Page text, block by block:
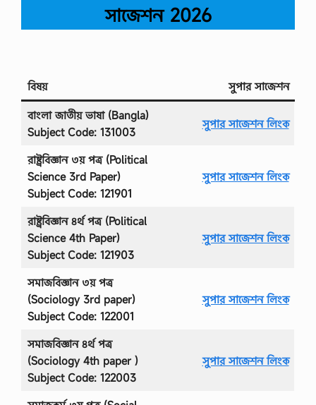
সাজেশন 2026
বিষয় সুপার সাজেশন
বাংলা জাতীয় ভাষা (Bangla)
Subject Code: 131003
সুপার সাজেশন লিংক
রাষ্ট্রবিজ্ঞান ৩য় পত্র (Political
Science 3rd Paper)
Subject Code: 121901
সুপার সাজেশন লিংক
রাষ্ট্রবিজ্ঞান ৪র্থ পত্র (Political
Science 4th Paper)
Subject Code: 121903
সুপার সাজেশন লিংক
সমাজবিজ্ঞান ৩য় পত্র
(Sociology 3rd paper)
Subject Code: 122001
সুপার সাজেশন লিংক
সমাজবিজ্ঞান ৪র্থ পত্র
(Sociology 4th paper )
Subject Code: 122003
সুপার সাজেশন লিংক